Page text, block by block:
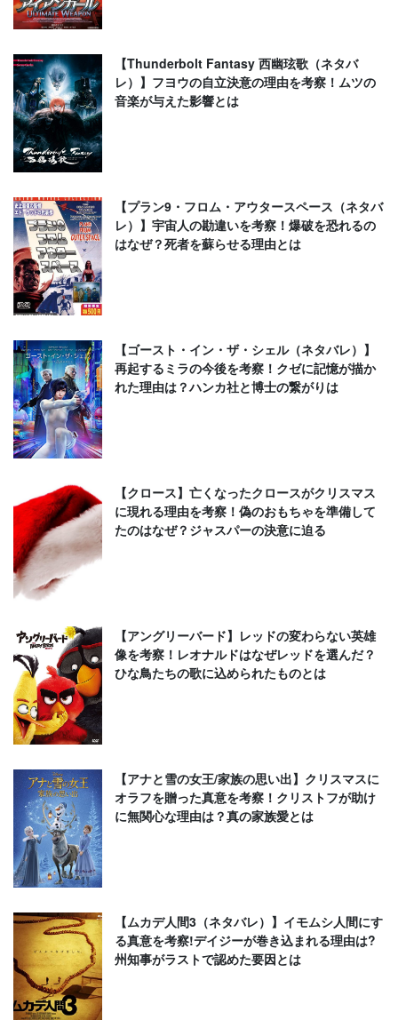
【Thunderbolt Fantasy 西幽玹歌（ネタバ
レ）】フヨウの自立決意の理由を考察！ムツの
音楽が与えた影響とは
【プラン9・フロム・アウタースペース（ネタバ
レ）】宇宙人の勘違いを考察！爆破を恐れるの
はなぜ？死者を蘇らせる理由とは
【ゴースト・イン・ザ・シェル（ネタバレ）】
再起するミラの今後を考察！クゼに記憶が描か
れた理由は？ハンカ社と博士の繋がりは
【クロース】亡くなったクロースがクリスマス
に現れる理由を考察！偽のおもちゃを準備して
たのはなぜ？ジャスパーの決意に迫る
【アングリーバード】レッドの変わらない英雄
像を考察！レオナルドはなぜレッドを選んだ？
ひな鳥たちの歌に込められたものとは
【アナと雪の女王/家族の思い出】クリスマスに
オラフを贈った真意を考察！クリストフが助け
に無関心な理由は？真の家族愛とは
【ムカデ人間3（ネタバレ）】イモムシ人間にす
る真意を考察!デイジーが巻き込まれる理由は?
州知事がラストで認めた要因とは